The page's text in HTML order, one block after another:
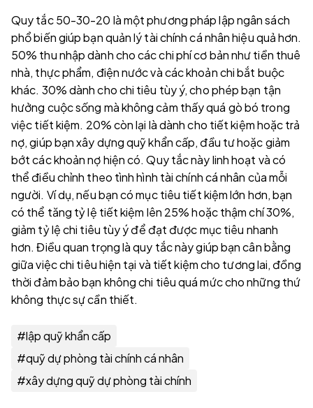
Quy tắc 50-30-20 là một phương pháp lập ngân sách
phổ biến giúp bạn quản lý tài chính cá nhân hiệu quả hơn.
50% thu nhập dành cho các chi phí cơ bản như tiền thuê
nhà, thực phẩm, điện nước và các khoản chi bắt buộc
khác. 30% dành cho chi tiêu tùy ý, cho phép bạn tận
hưởng cuộc sống mà không cảm thấy quá gò bó trong
việc tiết kiệm. 20% còn lại là dành cho tiết kiệm hoặc trả
nợ, giúp bạn xây dựng quỹ khẩn cấp, đầu tư hoặc giảm
bớt các khoản nợ hiện có. Quy tắc này linh hoạt và có
thể điều chỉnh theo tình hình tài chính cá nhân của mỗi
người. Ví dụ, nếu bạn có mục tiêu tiết kiệm lớn hơn, bạn
có thể tăng tỷ lệ tiết kiệm lên 25% hoặc thậm chí 30%,
giảm tỷ lệ chi tiêu tùy ý để đạt được mục tiêu nhanh
hơn. Điều quan trọng là quy tắc này giúp bạn cân bằng
giữa việc chi tiêu hiện tại và tiết kiệm cho tương lai, đồng
thời đảm bảo bạn không chi tiêu quá mức cho những thứ
không thực sự cần thiết.
#lập quỹ khẩn cấp
#quỹ dự phòng tài chính cá nhân
#xây dựng quỹ dự phòng tài chính